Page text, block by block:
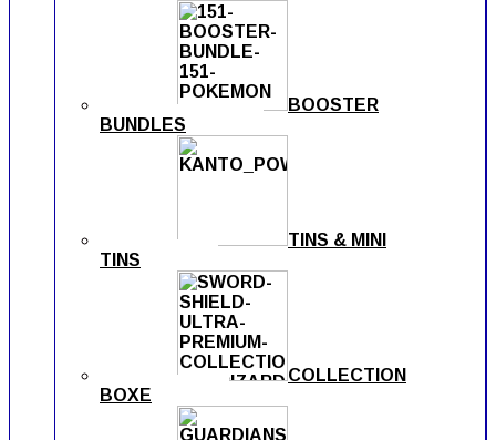
BOOSTER
BUNDLES
TINS & MINI
TINS
COLLECTION
BOXE